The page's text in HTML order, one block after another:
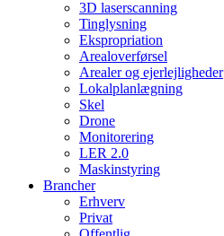
3D laserscanning
Tinglysning
Ekspropriation
Arealoverførsel
Arealer og ejerlejligheder
Lokalplanlægning
Skel
Drone
Monitorering
LER 2.0
Maskinstyring
Brancher
Erhverv
Privat